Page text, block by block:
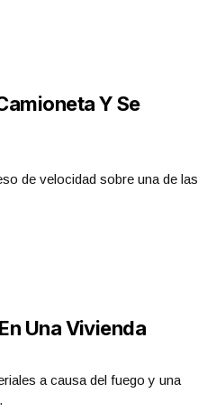
Y Se
de velocidad sobre una de las
Una Vivienda
a causa del fuego y una